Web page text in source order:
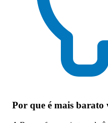
Por que é mais barato